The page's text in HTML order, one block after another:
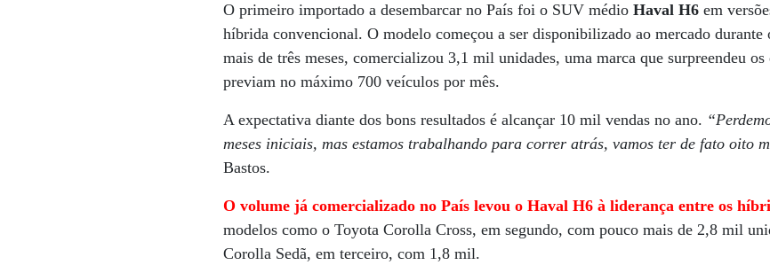
O primeiro importado a desembarcar no País foi o SUV médioHaval H6 em
híbrida convencional. O modelo começou a ser disponibilizado ao mercado durante
mais de três meses, comercializou 3,1 mil unidades, uma marca que surpreendeu
previam no máximo 700 veículos por mês.
A expectativa diante dos bons resultados é alcançar 10 mil vendas no ano.
meses iniciais, mas estamos trabalhando para correr atrás, vamos ter de fato oito
Bastos.
O volume já comercializado no País levou o Haval H6 à liderança entre os
modelos como o Toyota Corolla Cross, em segundo, com pouco mais de 2,8 mil
Corolla Sedã, em terceiro, com 1,8 mil.